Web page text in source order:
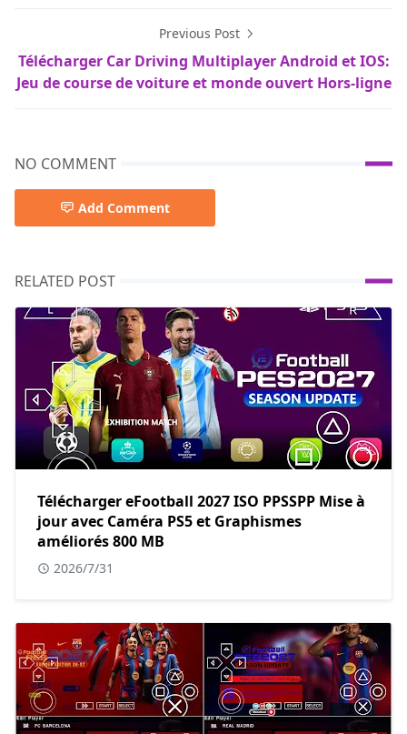
Previous Post
Télécharger Car Driving Multiplayer Android et IOS:
Jeu de course de voiture et monde ouvert Hors-ligne
NO COMMENT
Add Comment
RELATED POST
Télécharger eFootball 2027 ISO PPSSPP Mise à
jour avec Caméra PS5 et Graphismes
améliorés 800 MB
2026/7/31